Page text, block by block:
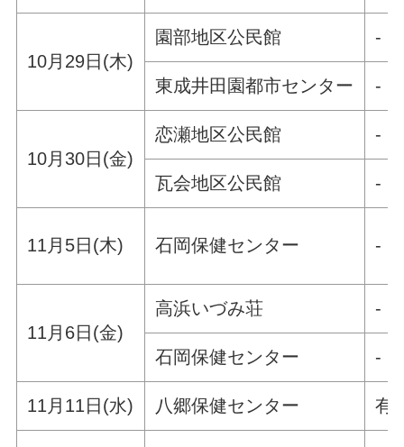
10月29日(木)
園部地区公民館 -
東成井田園都市センター -
10月30日(金)
恋瀬地区公民館 -
瓦会地区公民館 -
11月5日(木) 石岡保健センター -
11月6日(金)
高浜いづみ荘 -
石岡保健センター -
11月11日(水) 八郷保健センター 有